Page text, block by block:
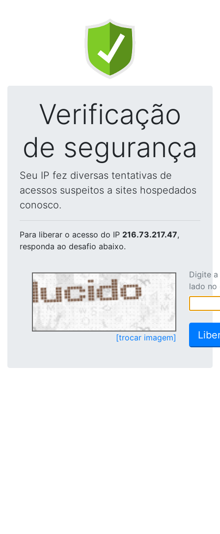
Verificação
de segurança
Seu IP fez diversas tentativas de
acessos suspeitos a sites hospedados
conosco.
Para liberar o acesso do IP 216.73.217.47,
responda ao desafio abaixo.
[trocar imagem]
Digite
lado no